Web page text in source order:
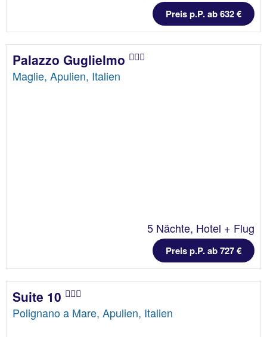
Preis p.P. ab 632 €
Palazzo Guglielmo
Maglie, Apulien, Italien
5 Nächte, Hotel + Flug
Preis p.P. ab 727 €
Suite 10
Polignano a Mare, Apulien, Italien